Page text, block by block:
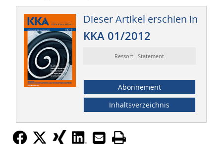
Dieser Artikel erschien in
KKA 01/2012
Ressort: Statement
Abonnement
Inhaltsverzeichnis